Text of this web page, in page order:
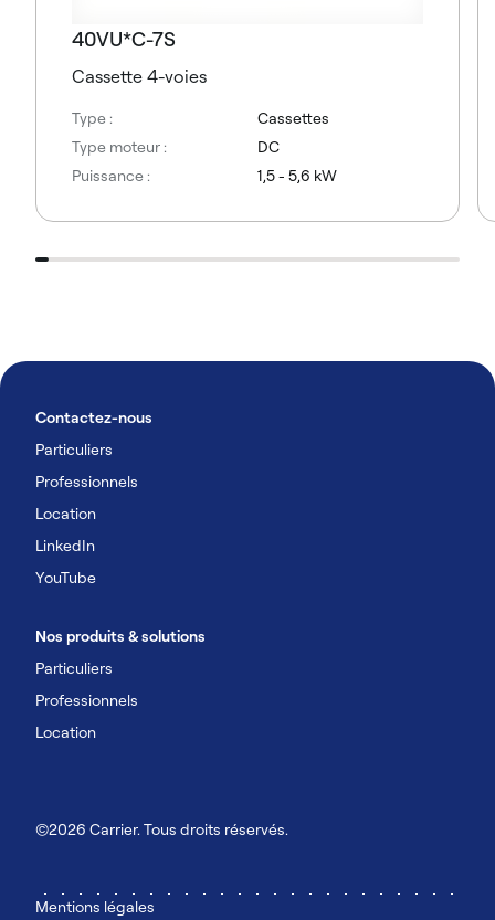
40VU*C-7S
Cassette 4-voies
Type :
Cassettes
Type moteur :
DC
Puissance :
1,5 - 5,6 kW
Contactez-nous
Particuliers
Professionnels
Location
LinkedIn
YouTube
Nos produits & solutions
Particuliers
Professionnels
Location
©2026 Carrier. Tous droits réservés.
Mentions légales